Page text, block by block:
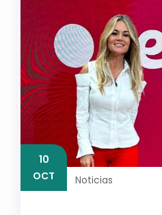
10
OCT
Noticias